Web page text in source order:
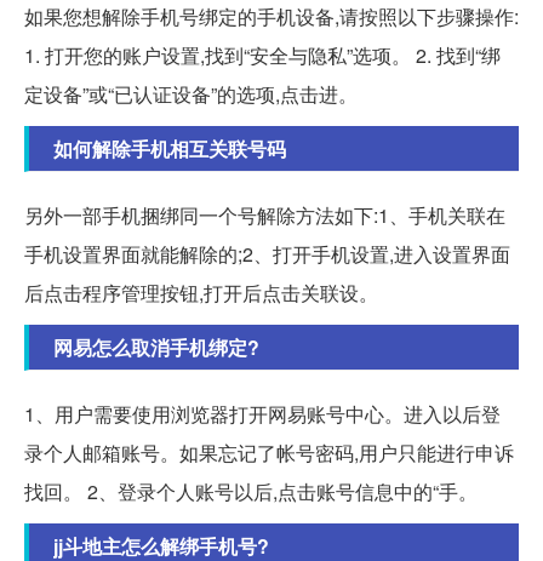
如果您想解除手机号绑定的手机设备,请按照以下步骤操作:
1. 打开您的账户设置,找到“安全与隐私”选项。 2. 找到“绑
定设备”或“已认证设备”的选项,点击进。
如何解除手机相互关联号码
另外一部手机捆绑同一个号解除方法如下:1、手机关联在
手机设置界面就能解除的;2、打开手机设置,进入设置界面
后点击程序管理按钮,打开后点击关联设。
网易怎么取消手机绑定?
1、用户需要使用浏览器打开网易账号中心。进入以后登
录个人邮箱账号。如果忘记了帐号密码,用户只能进行申诉
找回。 2、登录个人账号以后,点击账号信息中的“手。
jj斗地主怎么解绑手机号?